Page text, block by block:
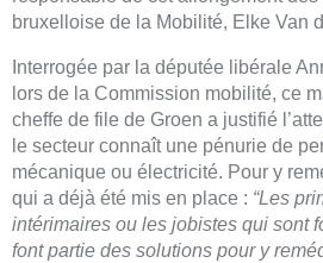
bruxelloise de la Mobilité, Elke Van
Interrogée par la députée libérale
lors de la Commission mobilité, ce
cheffe de file de Groen a justifié
le secteur connaît une pénurie de
mécanique ou électricité. Pour y
qui a déjà été mis en place : “Les
intérimaires ou les jobistes qui sont
font partie des solutions pour y